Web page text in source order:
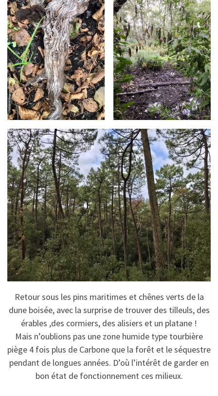
Retour sous les pins maritimes et chênes verts de la
dune boisée, avec la surprise de trouver des tilleuls, des
érables ,des cormiers, des alisiers et un platane !
Mais n’oublions pas une zone humide type tourbière
piège 4 fois plus de Carbone que la forêt et le séquestre
pendant de longues années. D’où l’intérêt de garder en
bon état de fonctionnement ces milieux.